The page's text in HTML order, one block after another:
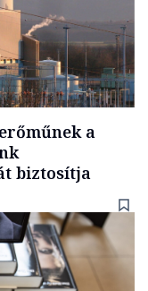
a
biztosítja